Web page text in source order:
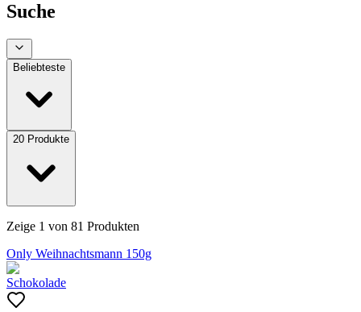
Suche
Beliebteste
20 Produkte
Zeige 1 von 81 Produkten
Only Weihnachtsmann 150g
Schokolade